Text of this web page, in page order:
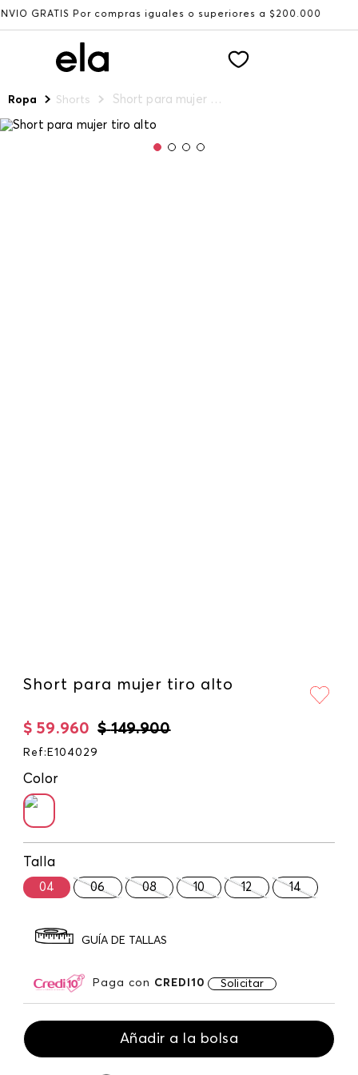
Por compras iguales o superiores a $200.000 Recibe:
Ropa Shorts Short para mujer tiro alto
Short para mujer tiro alto
$ 149.900
$ 59.960
Ref : E104029
Color
Talla
04 06 08 10 12 14
GUÍA DE TALLAS
Paga con CREDI10 Solicitar
Añadir a la bolsa